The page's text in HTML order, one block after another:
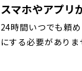
スマホやアプリ
24時間いつでも頼
にする必要がありま